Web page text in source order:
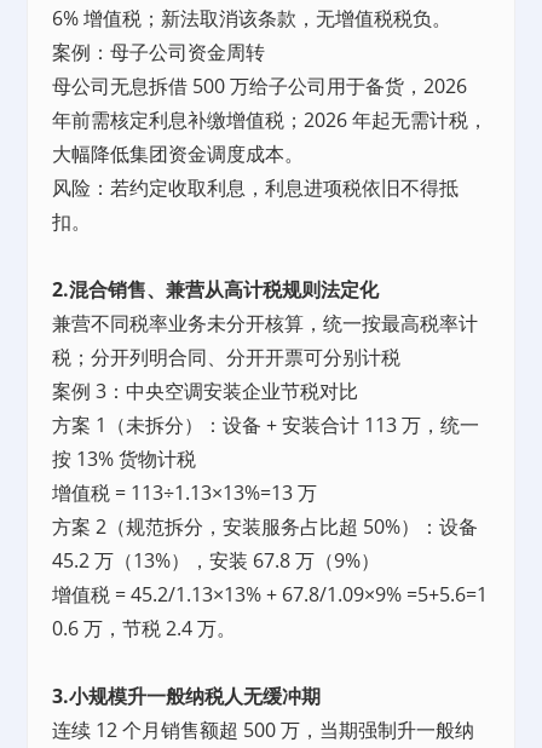
6% 增值税；新法取消该条款，无增值税税负。
案例：母子公司资金周转
母公司无息拆借 500 万给子公司用于备货，2026
年前需核定利息补缴增值税；2026 年起无需计税，
大幅降低集团资金调度成本。
风险：若约定收取利息，利息进项税依旧不得抵
扣。
2.混合销售、兼营从高计税规则法定化
兼营不同税率业务未分开核算，统一按最高税率计
税；分开列明合同、分开开票可分别计税
案例 3：中央空调安装企业节税对比
方案 1（未拆分）：设备 + 安装合计 113 万，统一
按 13% 货物计税
增值税 = 113÷1.13×13%=13 万
方案 2（规范拆分，安装服务占比超 50%）：设备
45.2 万（13%），安装 67.8 万（9%）
增值税 = 45.2/1.13×13% + 67.8/1.09×9% =5+5.6=1
0.6 万，节税 2.4 万。
3.小规模升一般纳税人无缓冲期
连续 12 个月销售额超 500 万，当期强制升一般纳